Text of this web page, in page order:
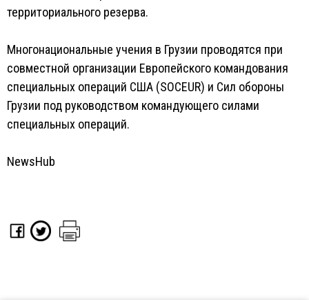
территориального резерва.
Многонациональные учения в Грузии проводятся при
совместной организации Европейского командования
специальных операций США (SOCEUR) и Сил обороны
Грузии под руководством командующего силами
специальных операций.
NewsHub